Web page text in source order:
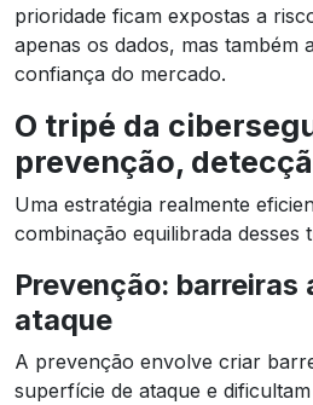
prioridade ficam expostas a
apenas os dados, mas também
confiança do mercado.
O tripé da
prevenção,
Uma estratégia realmente
combinação equilibrada desses
Prevenção: barreiras
ataque
A prevenção envolve criar
superfície de ataque e